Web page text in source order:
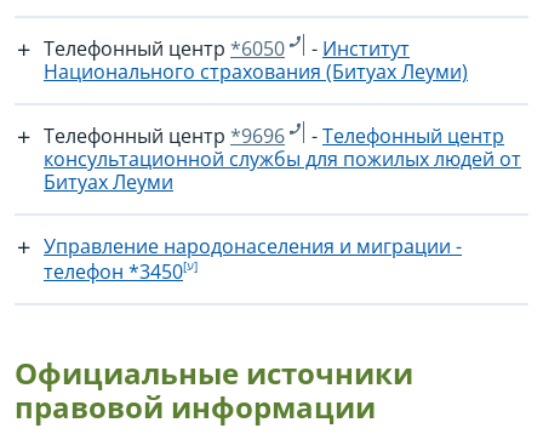
Телефонный центр *6050 - Институт
Национального страхования (Битуах Леуми)
Телефонный центр *9696 -Телефонный центр
консультационной службы для пожилых людей от
Битуах Леуми
Управление народонаселения и миграции -
телефон *‎3450
Официальные источники
правовой информации